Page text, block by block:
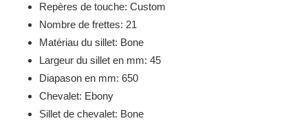
Repères de touche: Custom
Nombre de frettes: 21
Matériau du sillet: Bone
Largeur du sillet en mm: 45
Diapason en mm: 650
Chevalet: Ebony
Sillet de chevalet: Bone